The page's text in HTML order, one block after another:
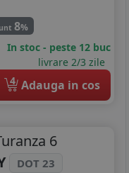
8%
In stoc - peste 12 buc
livrare 2/3 zile
4 Adauga in cos
6
DOT 23